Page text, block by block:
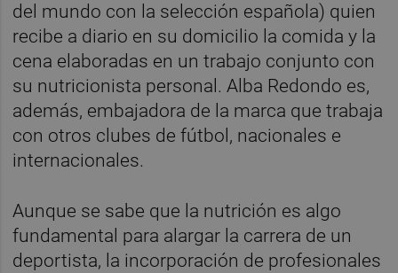
del mundo con la selección española) quien
recibe a diario en su domicilio la comida y la
cena elaboradas en un trabajo conjunto con
su nutricionista personal. Alba Redondo es,
además, embajadora de la marca que trabaja
con otros clubes de fútbol, nacionales e
internacionales.
Aunque se sabe que la nutrición es algo
fundamental para alargar la carrera de un
deportista, la incorporación de profesionales